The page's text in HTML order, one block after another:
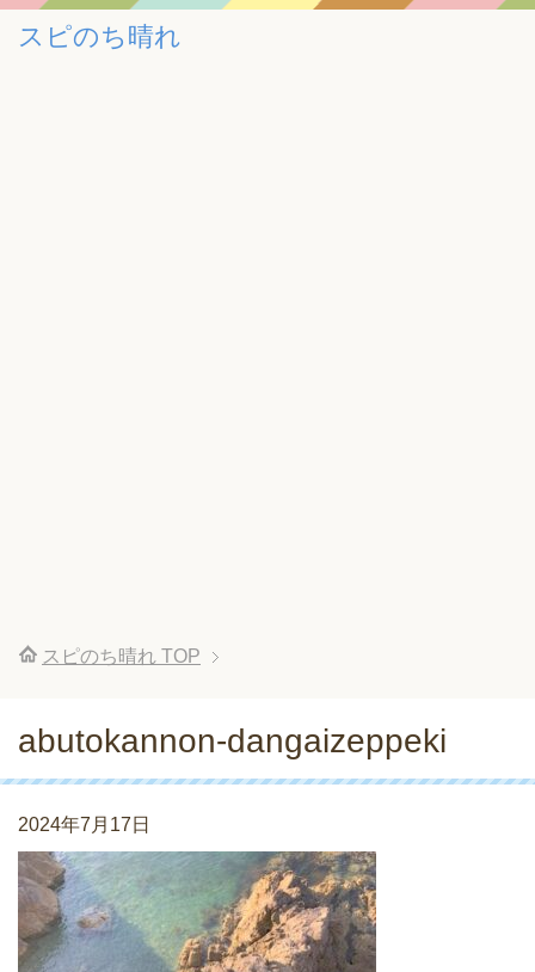
スピのち晴れ
スピのち晴れ TOP
abutokannon-dangaizeppeki
2024年7月17日